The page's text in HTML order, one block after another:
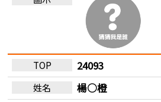
24093
楊○橙